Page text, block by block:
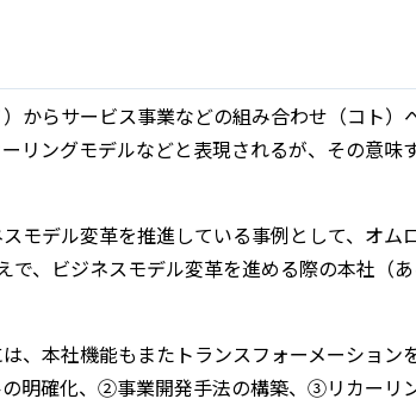
からサービス事業などの組み合わせ（コト）
リングモデルなどと表現されるが、その意味
モデル変革を推進している事例として、オム
で、ビジネスモデル変革を進める際の本社（
、本社機能もまたトランスフォーメーション
明確化、②事業開発手法の構築、③リカーリ